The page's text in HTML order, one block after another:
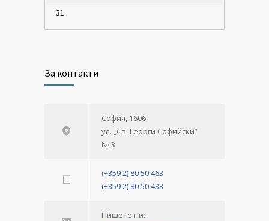
31
За контакти
София, 1606
ул. „Св. Георги Софийски”
№ 3
(+359 2) 80 50 463
(+359 2) 80 50 433
Пишете ни: